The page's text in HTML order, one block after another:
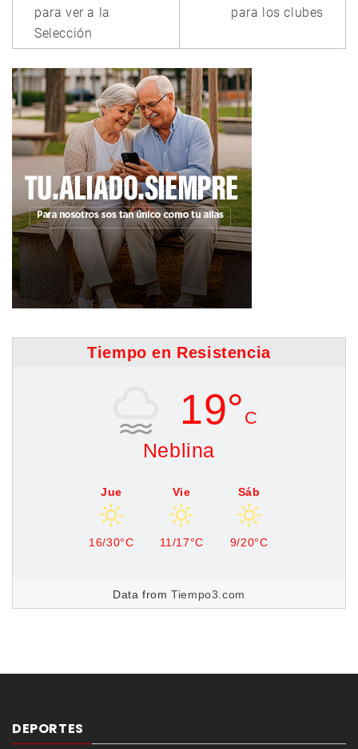
para ver a la
Selección
para los clubes
Tiempo en Resistencia
19° C
Neblina
Jue
16/30°C
Vie
11/17°C
Sáb
9/20°C
Data fromTiempo3.com
DEPORTES